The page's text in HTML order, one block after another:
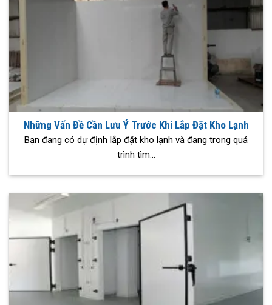
Những Vấn Đề Cần Lưu Ý Trước Khi Lắp Đặt Kho Lạnh
Bạn đang có dự định lắp đặt kho lạnh và đang trong quá
trình tìm...